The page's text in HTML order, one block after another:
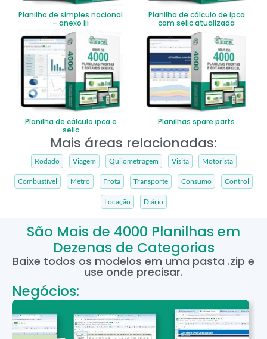
Planilha de simples nacional
– anexo iii
Planilha de cálculo de ipca
com selic atualizada
Planilha de cálculo ipca e
selic
Planilhas spare parts
Mais áreas relacionadas:
Rodado Viagem Quilometragem Visita Motorista
Combustível Metro Frota Transporte Consumo Control
Locação Diário
São Mais de 4000 Planilhas em
Dezenas de Categorias
Baixe todos os modelos em uma pasta .zip e
use onde precisar.
Negócios: